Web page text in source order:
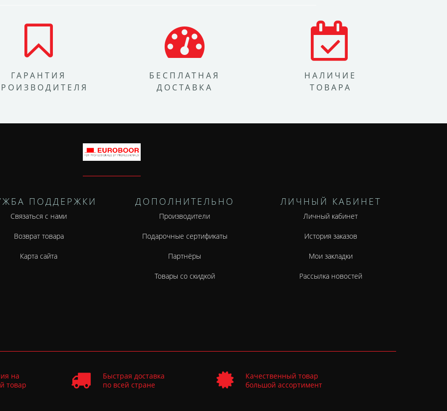
ГАРАНТИЯ
БЕСПЛАТНАЯ
ДОСТАВКА
НАЛИЧИЕ
ТОВАРА
ПОДДЕРЖКИ
Связаться с нами
Возврат товара
Карта сайта
ДОПОЛНИТЕЛЬНО
Производители
Подарочные сертификаты
Партнёры
Товары со скидкой
ЛИЧНЫЙ КАБИНЕТ
Личный кабинет
История заказов
Мои закладки
Рассылка новостей
на
товар
Быстрая доставка
по всей стране
Качественный товар
большой ассортимент